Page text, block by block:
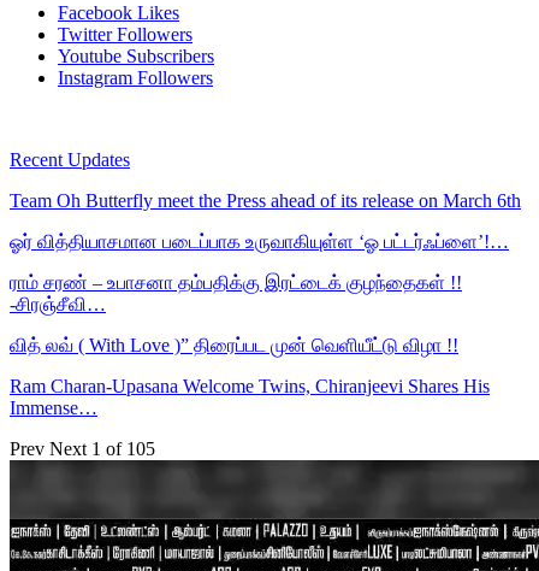
Facebook Likes
Twitter Followers
Youtube Subscribers
Instagram Followers
Recent Updates
Team Oh Butterfly meet the Press ahead of its release on March 6th
ஓர் வித்தியாசமான படைப்பாக உருவாகியுள்ள ‘ஓ பட்டர்ஃப்ளை’!…
ராம் சரண் – உபாசனா தம்பதிக்கு இரட்டைக் குழந்தைகள் !!
-சிரஞ்சீவி…
வித் லவ் ( With Love )” திரைப்பட முன் வெளியீட்டு விழா !!
Ram Charan-Upasana Welcome Twins, Chiranjeevi Shares His
Immense…
Prev Next 1 of 105